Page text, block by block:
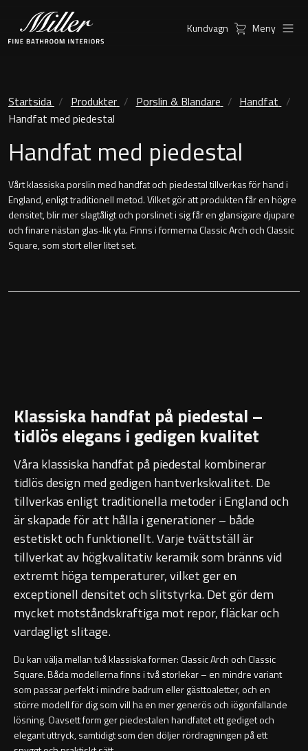
Kommoder
Linear Led Spegelskåp
Sky Spegelskåp
Förvaringsskåp
Handfat
Heltäckande handfat
Fristående handfat
Underlimmat handfat
Handfat med piedestal
Blandare
Tvättställsblandare
Serier
Ambient Speglar
Kensington
London
Atlanta
Boston
Metro
Miami
Montana
Orlando
Oslo
Richmond
Signature
Inspiration
Hitta
återförsäljare
Projektsortiment
Skötselråd
Om Oss
Reservdelar
Outlet
Kundvagn Meny
Startsida Produkter Porslin & Blandare
Handfat
Handfat med piedestal
Handfat med piedestal
Vårt klassiska porslin med handfat och piedestal tillverkas för hand i
England, enligt traditionell metod. Vilket gör att produkten får en högre
densitet, blir mer slagtåligt och porslinet i sig får en glansigare djupare
och finare nästan glas-lik yta. Finns i formerna Classic Arch och Classic
Square, som stort eller litet set.
Klassiska handfat på piedestal –
tidlös elegans i gedigen kvalitet
Våra klassiska handfat på piedestal kombinerar
tidlös design med gedigen hantverkskvalitet. De
tillverkas enligt traditionella metoder i England och
är skapade för att hålla i generationer – både
estetiskt och funktionellt. Varje tvättställ är
tillverkat av högkvalitativ keramik som bränns vid
extremt höga temperaturer, vilket ger en
exceptionell densitet och slitstyrka. Det gör dem
mycket motståndskraftiga mot repor, fläckar och
vardagligt slitage.
Du kan välja mellan två klassiska former: Classic Arch och Classic
Square. Båda modellerna finns i två storlekar – en mindre variant
som passar perfekt i mindre badrum eller gästtoaletter, och en
större modell för dig som vill ha en mer generös och iögonfallande
lösning. Oavsett form ger piedestalen handfatet ett gediget och
elegant uttryck, samtidigt som den döljer rördragningen på ett